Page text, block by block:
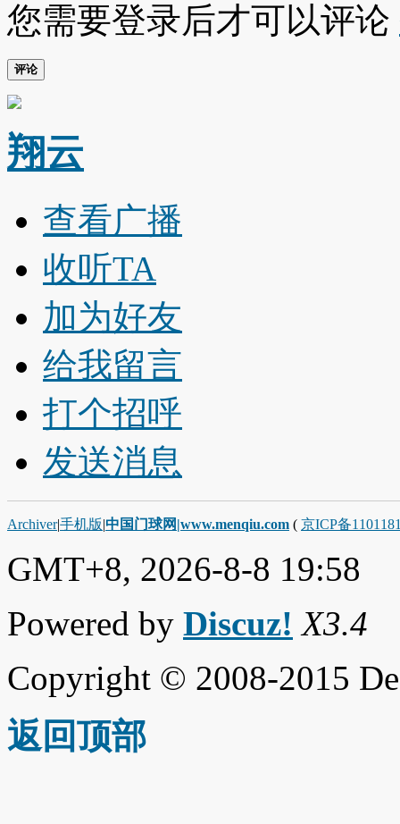
您需要登录后才可以评论
评论
翔云
查看广播
收听TA
加为好友
给我留言
打个招呼
发送消息
Archiver|手机版|中国门球网|www.menqiu.com ( 京ICP备
GMT+8, 2026-8-8 19:58
Powered by Discuz! X3.4
Copyright © 2008-2015
返回顶部